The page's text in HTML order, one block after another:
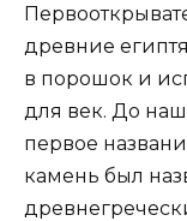
древние
в порошок и
для век. До
первое
камень был